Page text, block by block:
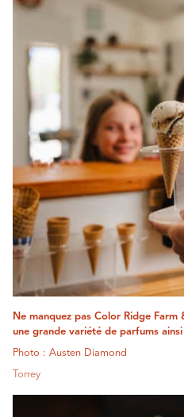
Ne manquez pas Color Ridge
une grande variété de parfums
Photo : Austen Diamond
Torrey